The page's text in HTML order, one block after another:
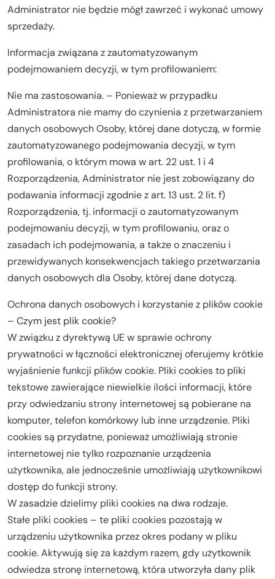
Administrator nie będzie mógł zawrzeć i wykonać umowy
sprzedaży.
Informacja związana z zautomatyzowanym
podejmowaniem decyzji, w tym profilowaniem:
Nie ma zastosowania. – Ponieważ w przypadku
Administratora nie mamy do czynienia z przetwarzaniem
danych osobowych Osoby, której dane dotyczą, w formie
zautomatyzowanego podejmowania decyzji, w tym
profilowania, o którym mowa w art. 22 ust. 1 i 4
Rozporządzenia, Administrator nie jest zobowiązany do
podawania informacji zgodnie z art. 13 ust. 2 lit. f)
Rozporządzenia, tj. informacji o zautomatyzowanym
podejmowaniu decyzji, w tym profilowaniu, oraz o
zasadach ich podejmowania, a także o znaczeniu i
przewidywanych konsekwencjach takiego przetwarzania
danych osobowych dla Osoby, której dane dotyczą.
Ochrona danych osobowych i korzystanie z plików cookie
– Czym jest plik cookie?
W związku z dyrektywą UE w sprawie ochrony
prywatności w łączności elektronicznej oferujemy krótkie
wyjaśnienie funkcji plików cookie. Pliki cookies to pliki
tekstowe zawierające niewielkie ilości informacji, które
przy odwiedzaniu strony internetowej są pobierane na
komputer, telefon komórkowy lub inne urządzenie. Pliki
cookies są przydatne, ponieważ umożliwiają stronie
internetowej nie tylko rozpoznanie urządzenia
użytkownika, ale jednocześnie umożliwiają użytkownikowi
dostęp do funkcji strony.
W zasadzie dzielimy pliki cookies na dwa rodzaje.
Stałe pliki cookies – te pliki cookies pozostają w
urządzeniu użytkownika przez okres podany w pliku
cookie. Aktywują się za każdym razem, gdy użytkownik
odwiedza stronę internetową, która utworzyła dany plik